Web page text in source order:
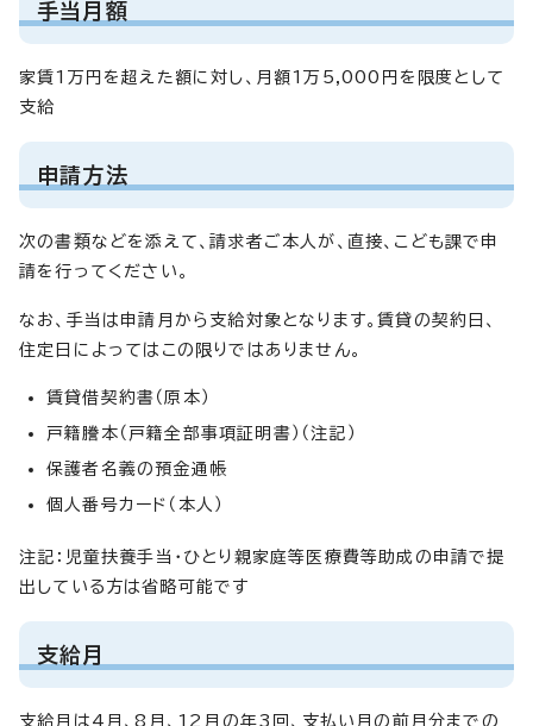
手当月額
家賃1万円を超えた額に対し、月額1万5,000円を限度として
支給
申請方法
次の書類などを添えて、請求者ご本人が、直接、こども課で申
請を行ってください。
なお、手当は申請月から支給対象となります。賃貸の契約日、
住定日によってはこの限りではありません。
賃貸借契約書（原本）
戸籍謄本（戸籍全部事項証明書）（注記）
保護者名義の預金通帳
個人番号カード（本人）
注記：児童扶養手当・ひとり親家庭等医療費等助成の申請で提
出している方は省略可能です
支給月
支給月は4月、8月、12月の年3回、支払い月の前月分までの